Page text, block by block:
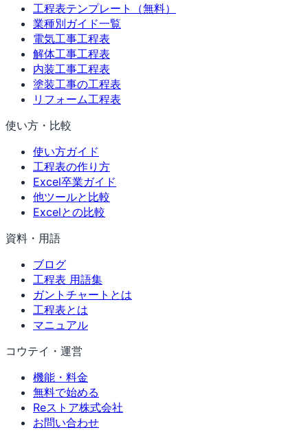
工程表テンプレート（無料）
業種別ガイド一覧
電気工事工程表
解体工事工程表
内装工事工程表
塗装工事の工程表
リフォーム工程表
使い方・比較
使い方ガイド
工程表の作り方
Excel卒業ガイド
他ツールと比較
Excelとの比較
資料・用語
ブログ
工程表 用語集
ガントチャートとは
工程表とは
マニュアル
コウテイ・運営
機能・料金
無料で始める
Reストア株式会社
お問い合わせ